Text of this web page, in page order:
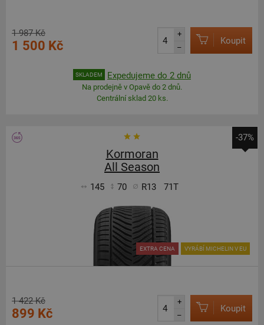
1 987 Kč
1 500 Kč
+
–
Koupit
SKLADEM Expedujeme do 2 dnů
Na prodejně v Opavě do 2 dnů.
Centrální sklad 20 ks.
-37%
Kormoran
All Season
145 70 R13 71T
EXTRA CENA VYRÁBÍ MICHELIN V EU
1 422 Kč
899 Kč
+
–
Koupit